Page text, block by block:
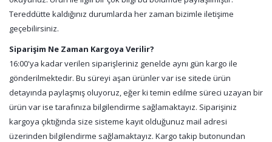
Tereddütte kaldığınız durumlarda her zaman bizimle iletişime
geçebilirsiniz.
Siparişim Ne Zaman Kargoya Verilir?
16:00'ya kadar verilen siparişleriniz genelde aynı gün kargo ile
gönderilmektedir. Bu süreyi aşan ürünler var ise sitede ürün
detayında paylaşmış oluyoruz, eğer ki temin edilme süreci uzayan bir
ürün var ise tarafınıza bilgilendirme sağlamaktayız. Siparişiniz
kargoya çıktığında size sisteme kayıt olduğunuz mail adresi
üzerinden bilgilendirme sağlamaktayız. Kargo takip butonundan